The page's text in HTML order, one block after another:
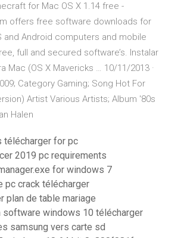
for Mac OS X 1.14 free -
offers free software downloads for
and Android computers and mobile
full and secured software’s. Instalar
Mac (OS X Mavericks … 10/11/2013 ·
Category Gaming; Song Hot For
Artist Various Artists; Album '80s
Halen
télécharger for pc
2019 pc requirements
for windows 7
pc crack télécharger
plan de table mariage
windows 10 télécharger
samsung vers carte sd